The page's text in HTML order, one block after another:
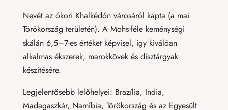
Nevét az ókori Khalkédón városáról kapta (a mai
Törökország területén). A Mohs-féle keménységi
skálán 6,5–7-es értéket képvisel, így kiválóan
alkalmas ékszerek, marokkövek és dísztárgyak
készítésére.
Legjelentősebb lelőhelyei: Brazília, India,
Madagaszkár, Namíbia, Törökország és az Egyesült